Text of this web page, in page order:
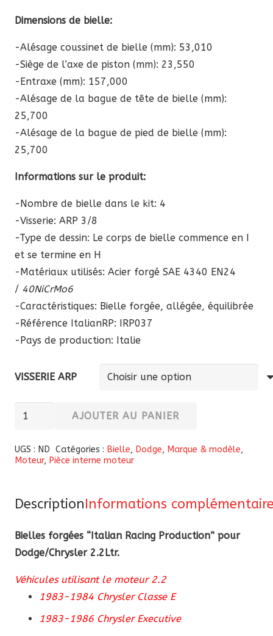
Dimensions de bielle:
-Alésage coussinet de bielle (mm): 53,010
-Siège de l’axe de piston (mm): 23,550
-Entraxe (mm): 157,000
-Alésage de la bague de tête de bielle (mm):
25,700
-Alésage de la bague de pied de bielle (mm):
25,700
Informations sur le produit:
-Nombre de bielle dans le kit: 4
-Visserie: ARP 3/8
-Type de dessin: Le corps de bielle commence en I
et se termine en H
-Matériaux utilisés: Acier forgé SAE 4340 EN24
/ 40NiCrMo6
-Caractéristiques: Bielle forgée, allégée, équilibrée
-Référence ItalianRP: IRP037
-Pays de production: Italie
VISSERIE ARP
quantité
Bielles
forgées
Dodge/Chrysler
2.2Ltr.
AJOUTER AU PANIER
UGS : ND Catégories : Bielle, Dodge, Marque & modèle,
Moteur, Pièce interne moteur
DescriptionInformations
Bielles forgées “Italian Racing Production” pour
Dodge/Chrysler 2.2Ltr.
Véhicules utilisant le moteur 2.2
1983-1984 Chrysler Classe E
1983-1986 Chrysler Executive